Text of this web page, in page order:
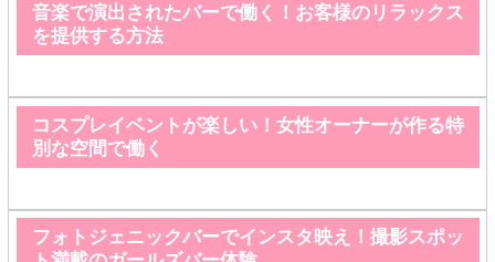
音楽で演出されたバーで働く！お客様のリラックス
を提供する方法
コスプレイベントが楽しい！女性オーナーが作る特
別な空間で働く
フォトジェニックバーでインスタ映え！撮影スポッ